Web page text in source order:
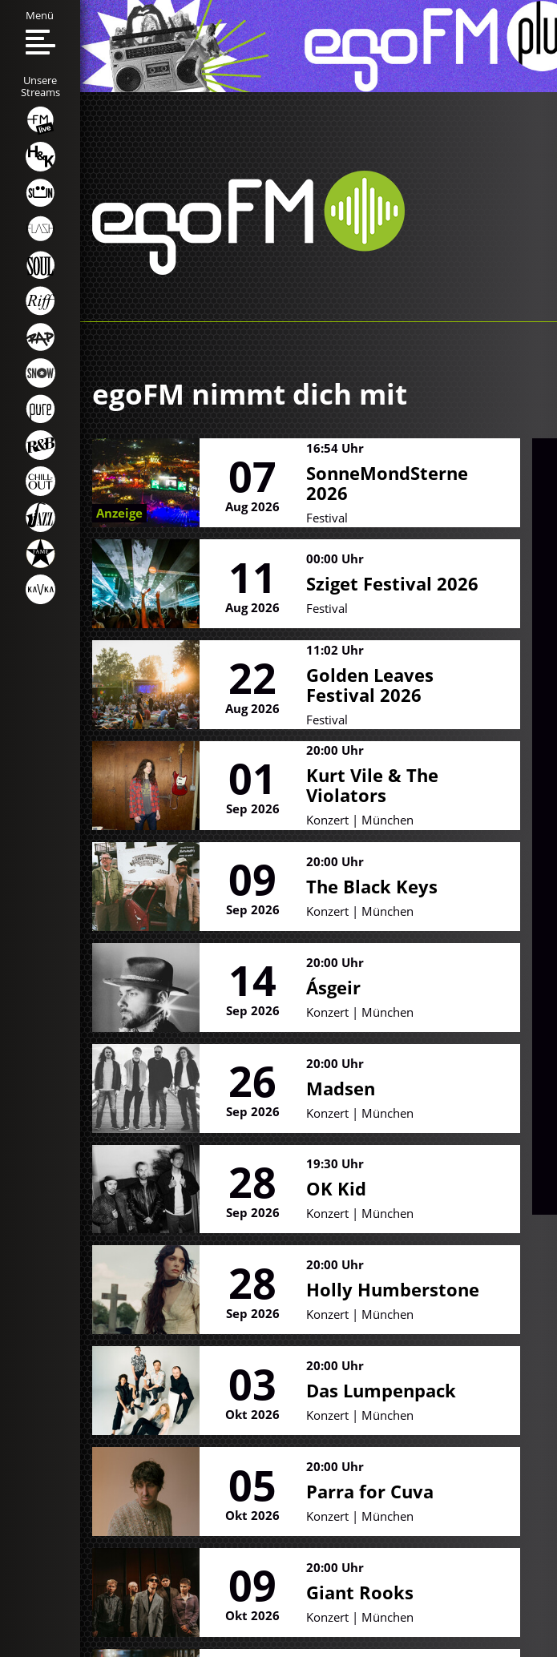
Menü
Unsere
Streams
egoFM nimmt dich mit
Anzeige
07
Aug 2026
16:54 Uhr
SonneMondSterne
2026
Festival
11
Aug 2026
00:00 Uhr
Sziget Festival 2026
Festival
22
Aug 2026
11:02 Uhr
Golden Leaves
Festival 2026
Festival
01
Sep 2026
20:00 Uhr
Kurt Vile & The
Violators
Konzert | München
09
Sep 2026
20:00 Uhr
The Black Keys
Konzert | München
14
Sep 2026
20:00 Uhr
Ásgeir
Konzert | München
26
Sep 2026
20:00 Uhr
Madsen
Konzert | München
28
Sep 2026
19:30 Uhr
OK Kid
Konzert | München
28
Sep 2026
20:00 Uhr
Holly Humberstone
Konzert | München
03
Okt 2026
20:00 Uhr
Das Lumpenpack
Konzert | München
05
Okt 2026
20:00 Uhr
Parra for Cuva
Konzert | München
09
Okt 2026
20:00 Uhr
Giant Rooks
Konzert | München